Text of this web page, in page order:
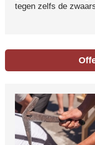
tegen zelfs de